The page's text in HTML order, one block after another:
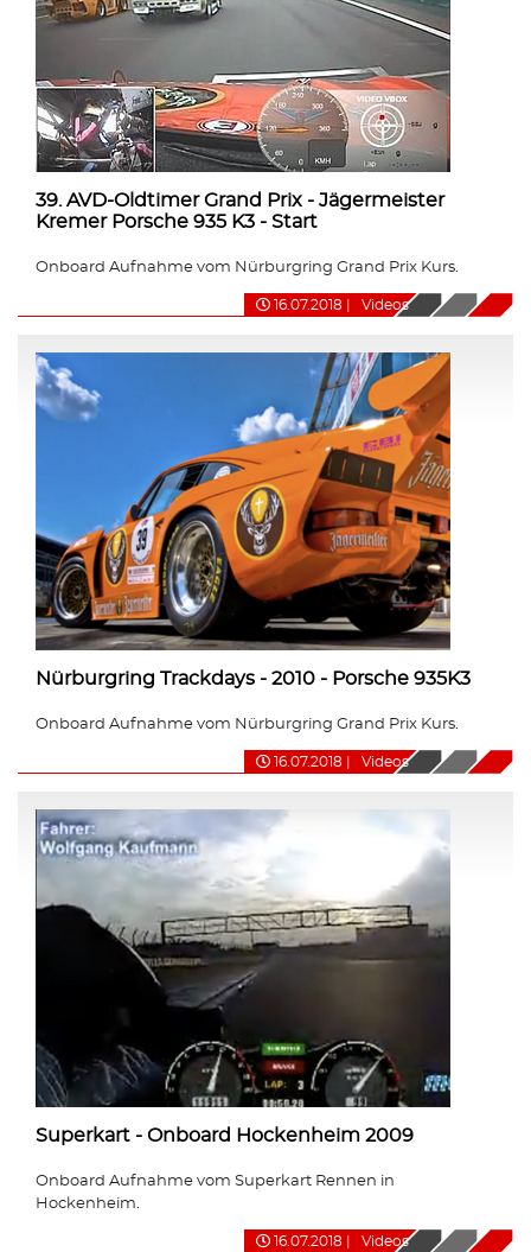
39. AVD-Oldtimer Grand Prix - Jägermeister
Kremer Porsche 935 K3 - Start
Onboard Aufnahme vom Nürburgring Grand Prix Kurs.
16.07.2018 Videos
Nürburgring Trackdays - 2010 - Porsche 935K3
Onboard Aufnahme vom Nürburgring Grand Prix Kurs.
16.07.2018 Videos
Superkart - Onboard Hockenheim 2009
Onboard Aufnahme vom Superkart Rennen in
Hockenheim.
16.07.2018 Videos